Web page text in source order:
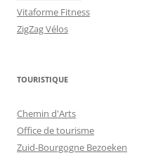
Vitaforme Fitness
ZigZag Vélos
TOURISTIQUE
Chemin d'Arts
Office de tourisme
Zuid-Bourgogne Bezoeken